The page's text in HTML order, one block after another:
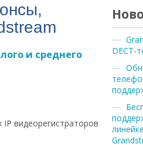
и среднего
видеорегистраторов
DECT-